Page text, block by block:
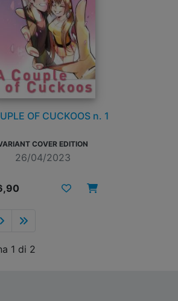
OF CUCKOOS n. 1
COVER EDITION
26/04/2023
1 di 2